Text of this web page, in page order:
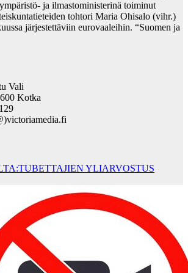
ja ilmastoministerinä toiminut
tohtori Maria Ohisalo (vihr.)
järjestettäviin eurovaaleihin. “Suomen ja
Vali
Kotka
YLIARVOSTUS